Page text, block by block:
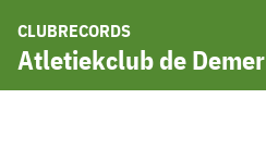
CLUBRECORDS
Atletiekclub de Demer